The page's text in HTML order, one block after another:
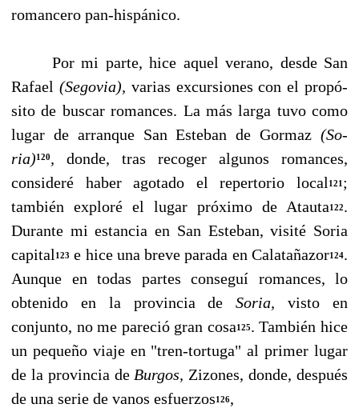
romancero pan-hispánico.
Por mi parte, hice aquel verano, desde San
Rafael (Segovia), varias excursiones con el propó­
sito de buscar romances. La más larga tuvo como
lugar de arranque San Esteban de Gormaz (So­
ria)120, donde, tras recoger algunos romances,
consideré haber agotado el repertorio local 121 ;
también exploré el lugar próximo de Atauta122.
Durante mi estancia en San Esteban, visité So­ria
capital 123 e hice una breve parada en Calatañazor124.
Aunque en todas partes conseguí ro­mances, lo
obtenido en la provincia deSoria,visto en
conjunto, no me pareció gran cosa125. También hice
un pequeño viaje en "tren-tortuga" al primer lugar
de la provincia de Burgos, Zizones, donde, después
de una serie de vanos esfuerzos126,